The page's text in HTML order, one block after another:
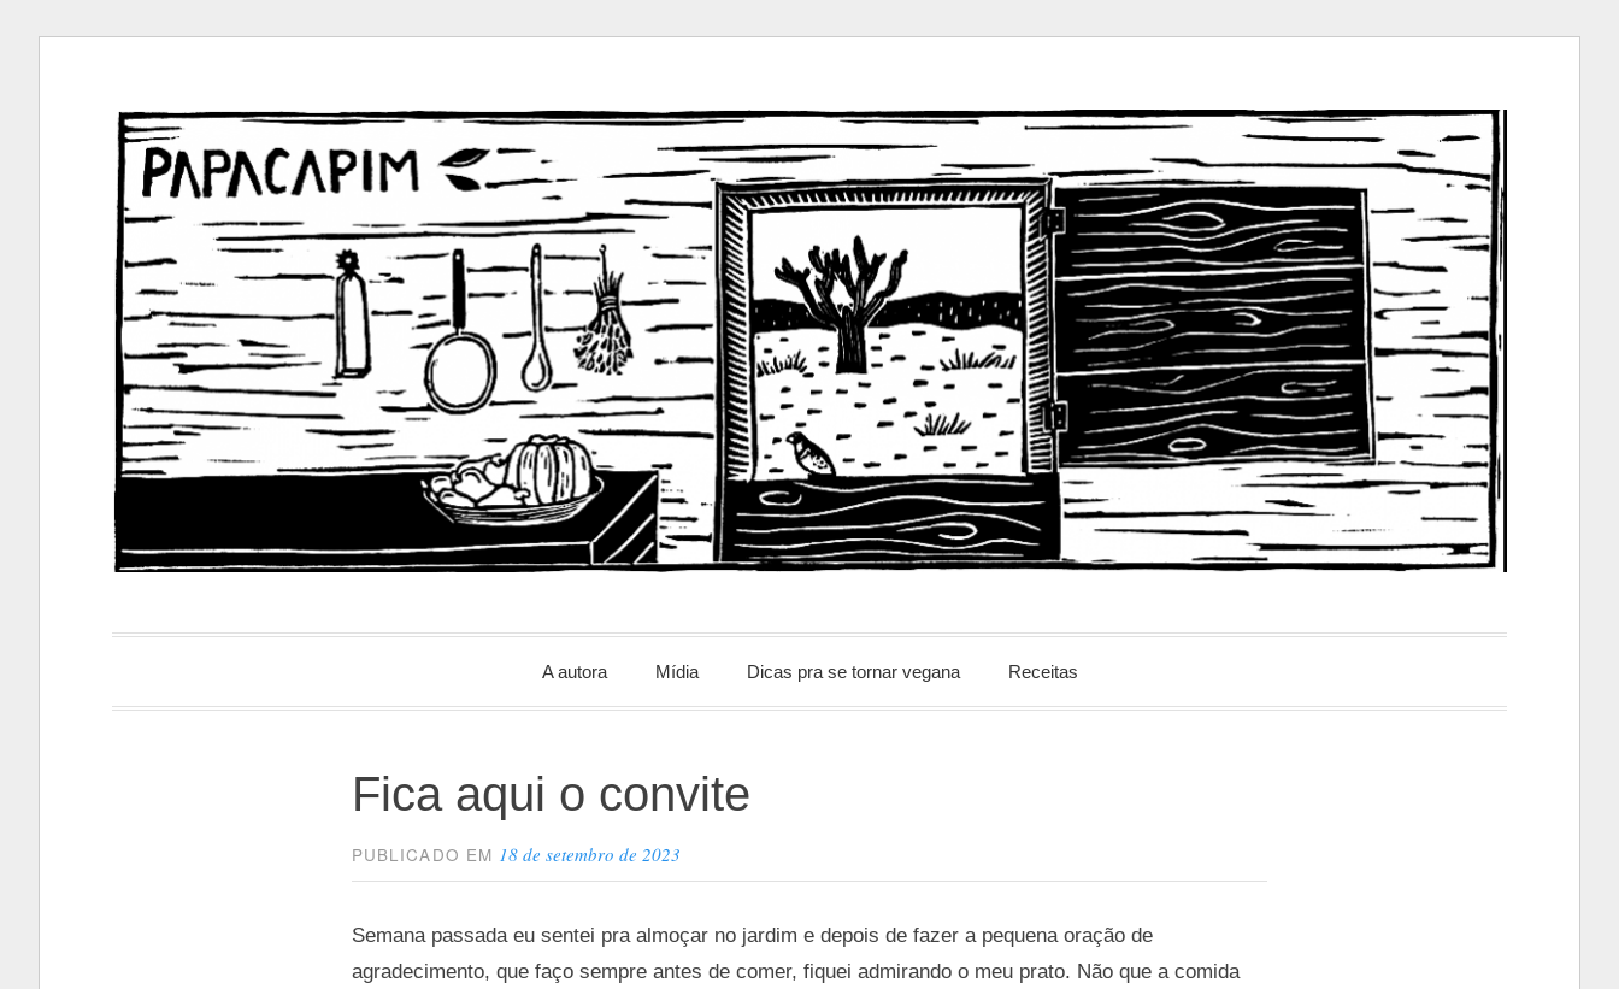
conteúdo
PapacapimA autora Mídia Dicas pra se tornar vegana Receitas
Fica aqui o convite
PUBLICADO EM 18 de setembro de 2023
Semana passada eu sentei pra almoçar no jardim e depois de fazer a pequena oração de
agradecimento, que faço sempre antes de comer, fiquei admirando o meu prato. Não que a comida